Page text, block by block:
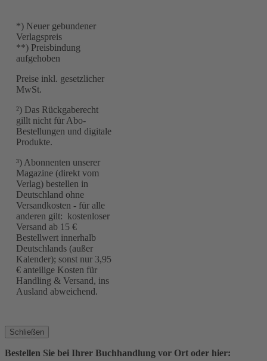
*) Neuer gebundener
Verlagspreis
**) Preisbindung
aufgehoben
Preise inkl. gesetzlicher
MwSt.
²) Das Rückgaberecht
gillt nicht für Abo-
Bestellungen und digitale
Produkte.
³) Abonnenten unserer
Magazine (direkt vom
Verlag) bestellen in
Deutschland ohne
Versandkosten - für alle
anderen gilt: kostenloser
Versand ab 15 €
Bestellwert innerhalb
Deutschlands (außer
Kalender); sonst nur 3,95
€ anteilige Kosten für
Handling & Versand, ins
Ausland abweichend.
Schließen
Bestellen Sie bei Ihrer Buchhandlung vor Ort oder hier: